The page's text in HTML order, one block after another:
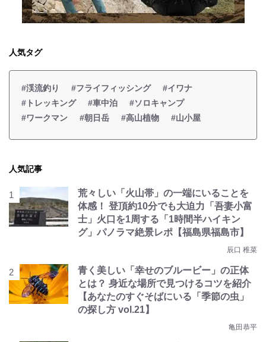
人気タグ
#渓流釣り #フライフィッシング
#イワナ
#トレッキング
#車中泊
#ソロキャンプ
#ワークマン
#朝日岳 #高山植物 #山小屋
人気記事
荒々しい「火山帯」の一端にいることを
体感！ 登頂約10分でも大迫力「吾妻小富
士」火口を1周する「1時間半ハイキン
グ」パノラマ絶景レポ【福島県福島市】
辰口 稚菜
青く美しい「幸せのブルービー」の正体
とは？ 身近な場所で見つけるコツを紹介
【あなたのすぐそばにいる「季節の虫」
の探し方 vol.21】
亀田恭平